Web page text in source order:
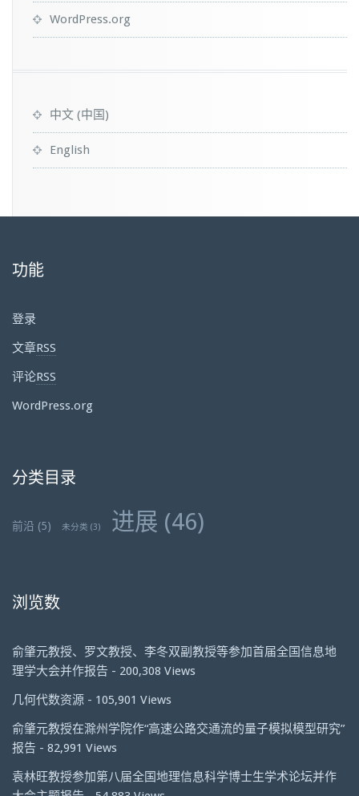
WordPress.org
中文 (中国)
English
功能
登录
文章RSS
评论RSS
WordPress.org
分类目录
前沿 (5) 未分类 (3) 进展 (46)
浏览数
俞肇元教授、罗文教授、李冬双副教授等参加首届全国信息地
理学大会并作报告 - 200,308 Views
几何代数资源 - 105,901 Views
俞肇元教授在滁州学院作“高速公路交通流的量子模拟模型研究”
报告 - 82,991 Views
袁林旺教授参加第八届全国地理信息科学博士生学术论坛并作